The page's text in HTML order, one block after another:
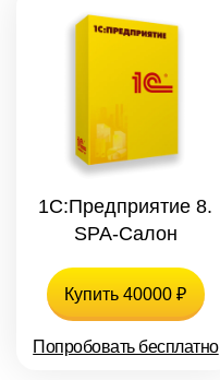
1С:Предприятие 8.
SPA-Салон
Купить 40000 ₽
Попробовать бесплатно